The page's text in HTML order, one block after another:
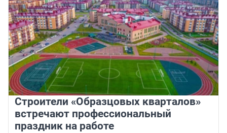
Строители «Образцовых кварталов»
встречают профессиональный
праздник на работе